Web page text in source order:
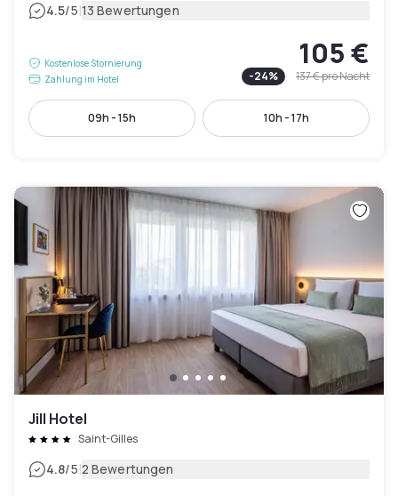
4.5/5|13 Bewertungen
Kostenlose Stornierung
Zahlung im Hotel
105 €
-24% 137 €pro Nacht
09h - 15h 10h - 17h
Jill Hotel
Saint-Gilles
4.8/5|2 Bewertungen